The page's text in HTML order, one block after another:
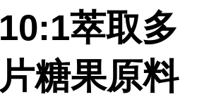
萃取多
糖果原料